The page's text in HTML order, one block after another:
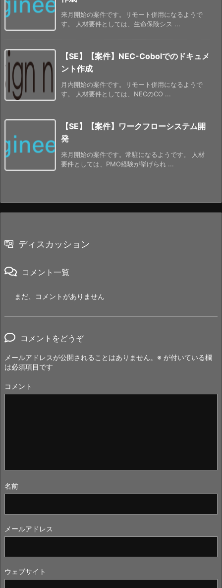
来月開始の案件です。リモート併用になるようで
す。 人材要件としては、生命保険シス ...
【SE】【案件】NEC-Cobolでのドキュメ
ント作成
月内開始の案件です。リモート併用になるようで
す。 人材要件としては、NECのCO ...
【SE】【案件】ワークフローシステム開
発
来月開始の案件です。常駐になるようです。 人材
要件としては、PMO経験が挙げられ ...
ディスカッション
コメント一覧
まだ、コメントがありません
コメントをどうぞ
メールアドレスが公開されることはありません。 ※ が付いている欄
は必須項目です
コメント
名前
メールアドレス
ウェブサイト